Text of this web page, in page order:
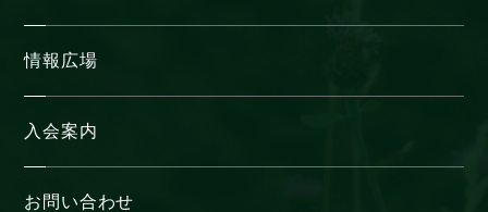
情報広場
入会案内
お問い合わせ